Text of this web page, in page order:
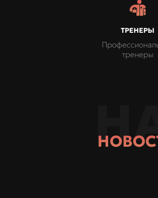
ТРЕНЕРЫ
тренеры